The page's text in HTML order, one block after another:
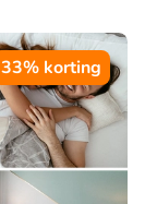
33% korting